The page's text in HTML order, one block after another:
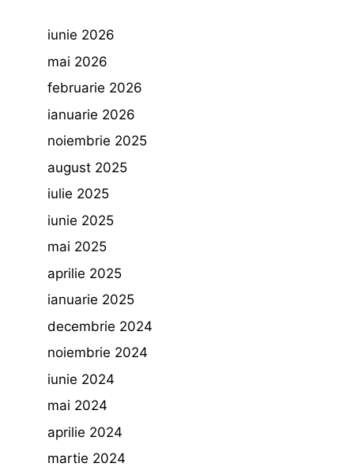
iunie 2026
mai 2026
februarie 2026
ianuarie 2026
noiembrie 2025
august 2025
iulie 2025
iunie 2025
mai 2025
aprilie 2025
ianuarie 2025
decembrie 2024
noiembrie 2024
iunie 2024
mai 2024
aprilie 2024
martie 2024